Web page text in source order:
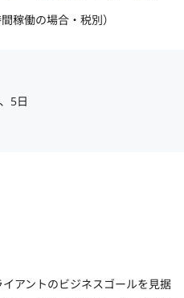
稼働の場合・税別）
5日
アントのビジネスゴールを見据